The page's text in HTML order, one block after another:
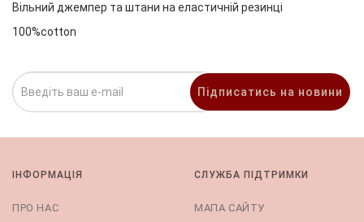
Вільний джемпер та штани на еластичній резинці
100%cotton
Підписатись на новини
ІНФОРМАЦІЯ
ПРО НАС
СЛУЖБА ПІДТРИМКИ
МАПА САЙТУ